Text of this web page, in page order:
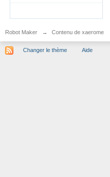
Robot Maker → Contenu de xaerome
Changer le thème Aide